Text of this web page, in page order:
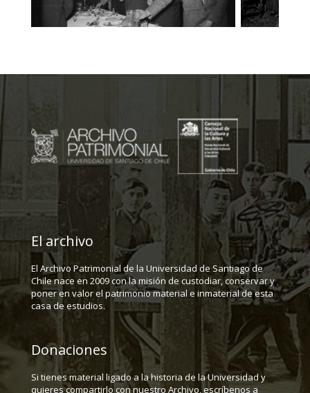
El archivo
El Archivo Patrimonial de la Universidad de Santiago de
Chile nace en 2009 con la misión de custodiar, conservar y
poner en valor el patrimonio material e inmaterial de esta
casa de estudios.
Donaciones
Si tienes material ligado a la historia de la Universidad y
quieres compartirlo con nuestro Archivo, escríbenos a